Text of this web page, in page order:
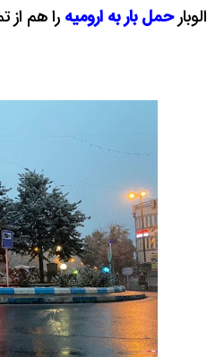
الوبارحمل بار به ارومیه را هم از